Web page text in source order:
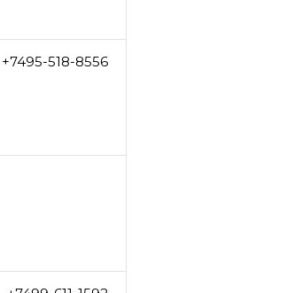
+7495-518-8556